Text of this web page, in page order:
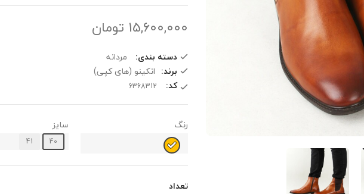
15,600,000 تومان
دسته بندی:
مردانه
برند: انکینو (های کپی)
کد:
رنگ سایز
40
41
تعداد